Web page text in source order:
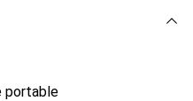
portable